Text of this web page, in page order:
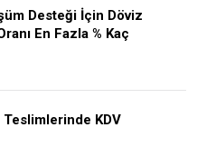
Desteği İçin Döviz
En Fazla % Kaç
KDV